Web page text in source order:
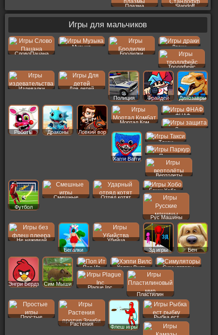
Плазма Standoff
Игры для мальчиков
СловоПацана
Музыка
Бродилки
Драки
Троллфейс
Издевалки
Для детей
Полиция
Фрайдей Динозавры
Роботы Драконы Ловкий вор
Мортал Ком
ФНАФ
Защита
Хагги Вагги
Такси
Паркур
Вертолеты
Футбол
Смешные Отряд котят
Бомж Хобо
Рус Машины
Не нажимай
Бегалки
Убийца
3д игры
Бен
Энгри Бердз Сим Мыши
Поп Ит Хэппи Вилс Симуляторы
Plague Inc
Пластилин
Простые
Растения
Флеш игры
Рыбка ест